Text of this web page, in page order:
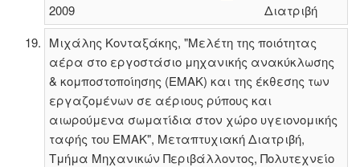
2009
Διατριβή
Μιχάλης Κονταξάκης, "Μελέτη της ποιότητας
αέρα στο εργοστάσιο μηχανικής ανακύκλωσης
& κομποστοποίησης (ΕΜΑΚ) και της έκθεσης των
εργαζομένων σε αέριους ρύπους και
αιωρούμενα σωματίδια στον χώρο υγειονομικής
ταφής του ΕΜΑΚ", Μεταπτυχιακή Διατριβή,
Τμήμα Μηχανικών Περιβάλλοντος, Πολυτεχνείο